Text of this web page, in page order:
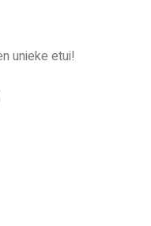
unieke etui!